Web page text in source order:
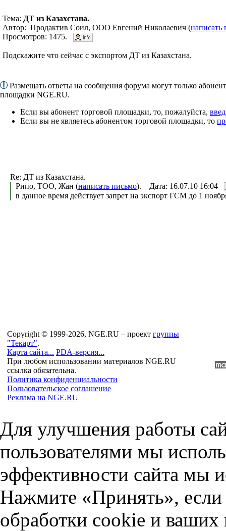
Тема: ДТ из Казахстана.
Автор: Продактив Соил, ООО Евгений Николаевич (написать
Просмотров: 1475.
Подскажите что сейчас с экспортом ДТ из Казахстана.
Размещать ответы на сообщения форума могут только
площадки NGE.RU.
Если вы абонент торговой площадки, то, пожалуйста,
Если вы не являетесь абонентом торговой площадки, то
Re: ДТ из Казахстана.
Рипо, ТОО, Жан (написать письмо). Дата: 16.07.10 16:04
в данное время действует запрет на экспорт ГСМ до 1
Copyright © 1999-2026, NGE.RU – проект группы
"Текарт".
Карта сайта... PDA-версия...
При любом использовании материалов NGE.RU
ссылка обязательна.
Политика конфиденциальности
Пользовательское соглашение
Реклама на NGE.RU
Для улучшения работы
пользователями мы
эффективности сайта мы
Нажмите «Принять», если
обработки cookie и